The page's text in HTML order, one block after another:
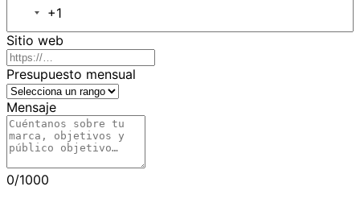
+1
Sitio web
Presupuesto mensual
Mensaje
0/1000